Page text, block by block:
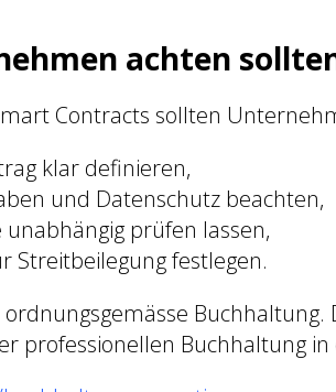
achten
Contracts sollten
klar definieren,
und Datenschutz beachten,
prüfen lassen,
Streitbeilegung festlegen.
ordnungsgemässe
professionellen Buchhaltung in